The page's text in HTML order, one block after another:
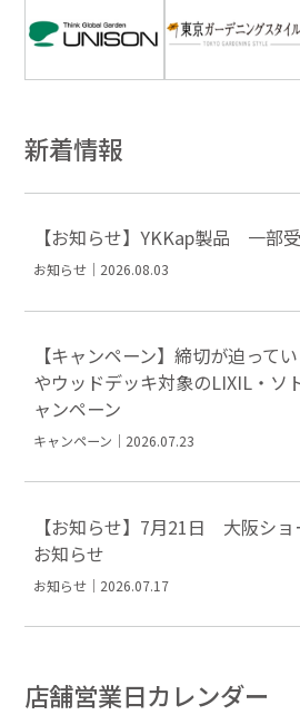
新着情報
【お知らせ】YKKap製品 一部
お知らせ｜2026.08.03
【キャンペーン】締切が迫って
やウッドデッキ対象のLIXIL・ソ
ャンペーン
キャンペーン｜2026.07.23
【お知らせ】7月21日 大阪シ
お知らせ
お知らせ｜2026.07.17
店舗営業日カレンダー